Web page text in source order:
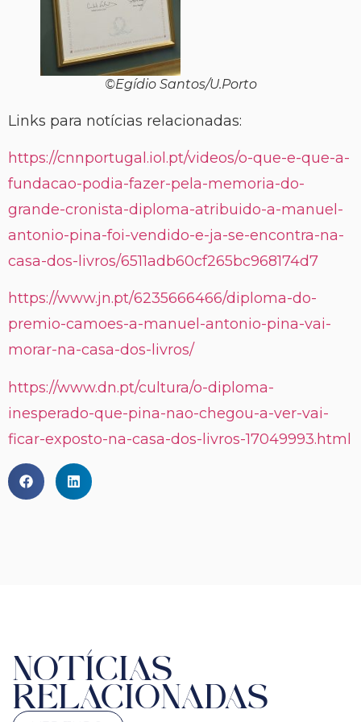
©Egídio Santos/U.Porto
Links para notícias relacionadas:
https://cnnportugal.iol.pt/videos/o-que-e-que-a-
fundacao-podia-fazer-pela-memoria-do-
grande-cronista-diploma-atribuido-a-manuel-
antonio-pina-foi-vendido-e-ja-se-encontra-na-
casa-dos-livros/6511adb60cf265bc968174d7
https://www.jn.pt/6235666466/diploma-do-
premio-camoes-a-manuel-antonio-pina-vai-
morar-na-casa-dos-livros/
https://www.dn.pt/cultura/o-diploma-
inesperado-que-pina-nao-chegou-a-ver-vai-
ficar-exposto-na-casa-dos-livros-17049993.html
NOTÍCIAS
RELACIONADAS